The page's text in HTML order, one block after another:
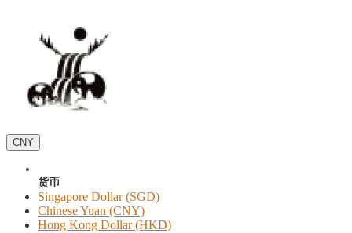
CNY
货币
Singapore Dollar (SGD)
Chinese Yuan (CNY)
Hong Kong Dollar (HKD)